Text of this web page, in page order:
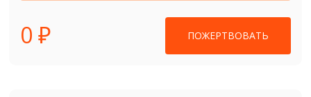
0 ₽ ПОЖЕРТВОВАТЬ